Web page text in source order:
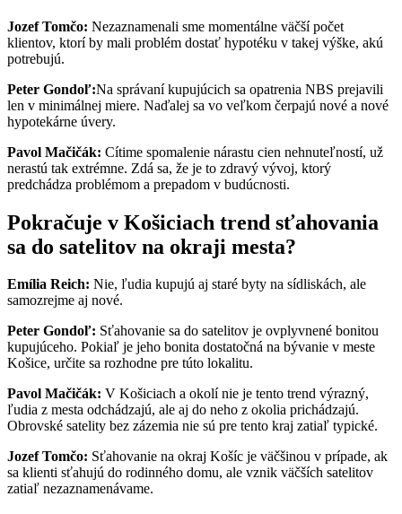
Jozef Tomčo: Nezaznamenali sme momentálne väčší počet
klientov, ktorí by mali problém dostať hypotéku v takej výške, akú
potrebujú.
Peter Gondoľ:Na správaní kupujúcich sa opatrenia NBS prejavili
len v minimálnej miere. Naďalej sa vo veľkom čerpajú nové a nové
hypotekárne úvery.
Pavol Mačičák: Cítime spomalenie nárastu cien nehnuteľností, už
nerastú tak extrémne. Zdá sa, že je to zdravý vývoj, ktorý
predchádza problémom a prepadom v budúcnosti.
Pokračuje v Košiciach trend sťahovania
sa do satelitov na okraji mesta?
Emília Reich: Nie, ľudia kupujú aj staré byty na sídliskách, ale
samozrejme aj nové.
Peter Gondoľ: Sťahovanie sa do satelitov je ovplyvnené bonitou
kupujúceho. Pokiaľ je jeho bonita dostatočná na bývanie v meste
Košice, určite sa rozhodne pre túto lokalitu.
Pavol Mačičák: V Košiciach a okolí nie je tento trend výrazný,
ľudia z mesta odchádzajú, ale aj do neho z okolia prichádzajú.
Obrovské satelity bez zázemia nie sú pre tento kraj zatiaľ typické.
Jozef Tomčo: Sťahovanie na okraj Košíc je väčšinou v prípade, ak
sa klienti sťahujú do rodinného domu, ale vznik väčších satelitov
zatiaľ nezaznamenávame.